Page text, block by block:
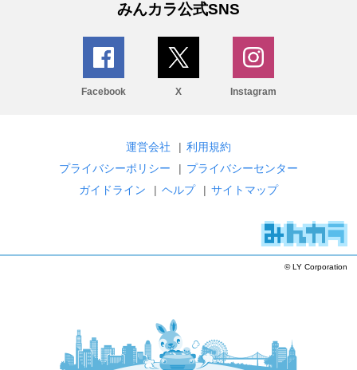
みんカラ公式SNS
Facebook X Instagram
運営会社 | 利用規約
プライバシーポリシー
| プライバシーセンター
ガイドライン
| ヘルプ | サイトマップ
© LY Corporation